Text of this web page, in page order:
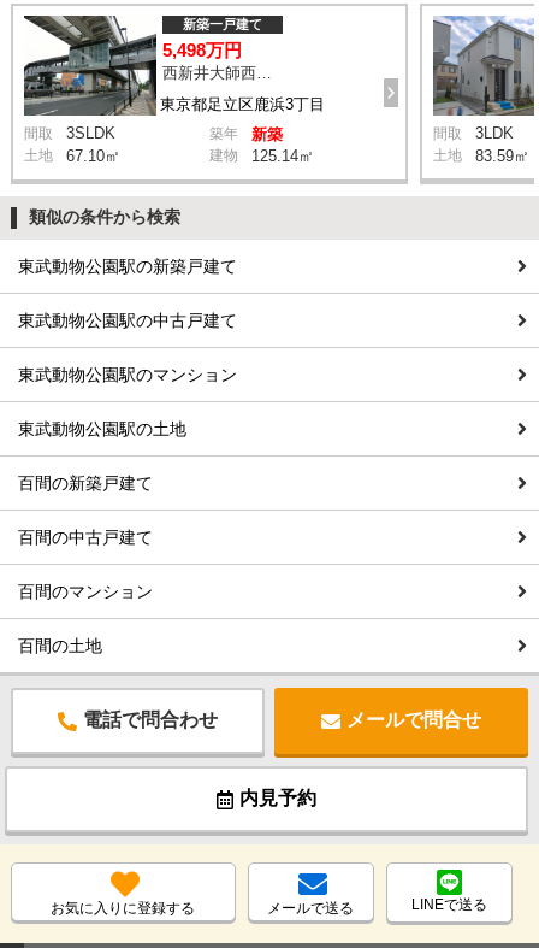
東京都足立区鹿浜3丁目
新築一戸建て
5,498万円
西新井大師西駅 鹿浜三丁目交差点 バス14分 停歩4分
間取 3SLDK 築年 新築
土地 67.10㎡ 建物 125.14㎡
間取 3LDK
土地 83.59㎡
類似の条件から検索
東武動物公園駅の新築戸建て
東武動物公園駅の中古戸建て
東武動物公園駅のマンション
東武動物公園駅の土地
百間の新築戸建て
百間の中古戸建て
百間のマンション
百間の土地
電話で問合わせ メールで問合せ
内見予約
お気に入りに登録する メールで送る LINEで送る